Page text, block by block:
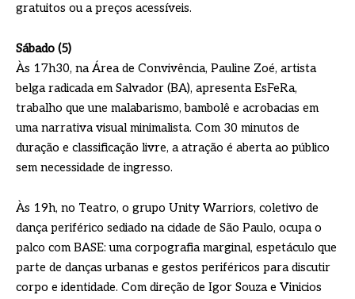
gratuitos ou a preços acessíveis.
Sábado (5)
Às 17h30, na Área de Convivência, Pauline Zoé, artista
belga radicada em Salvador (BA), apresenta EsFeRa,
trabalho que une malabarismo, bambolê e acrobacias em
uma narrativa visual minimalista. Com 30 minutos de
duração e classificação livre, a atração é aberta ao público
sem necessidade de ingresso.
Às 19h, no Teatro, o grupo Unity Warriors, coletivo de
dança periférico sediado na cidade de São Paulo, ocupa o
palco com BASE: uma corpografia marginal, espetáculo que
parte de danças urbanas e gestos periféricos para discutir
corpo e identidade. Com direção de Igor Souza e Vinicios